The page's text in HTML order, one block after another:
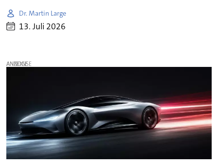
Dr. Martin Large
13. Juli 2026
ANZEIGE